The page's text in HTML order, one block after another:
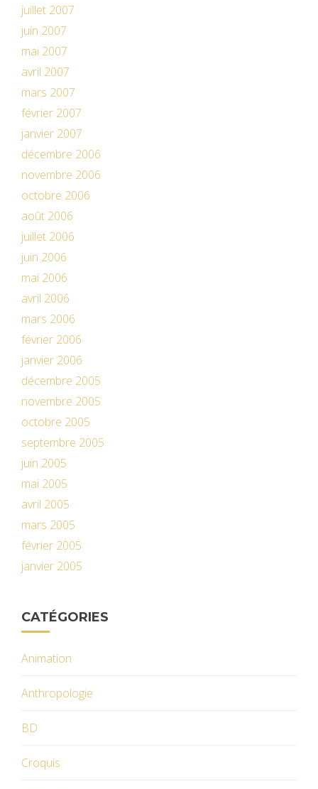
juillet 2007
juin 2007
mai 2007
avril 2007
mars 2007
février 2007
janvier 2007
décembre 2006
novembre 2006
octobre 2006
août 2006
juillet 2006
juin 2006
mai 2006
avril 2006
mars 2006
février 2006
janvier 2006
décembre 2005
novembre 2005
octobre 2005
septembre 2005
juin 2005
mai 2005
avril 2005
mars 2005
février 2005
janvier 2005
CATÉGORIES
Animation
Anthropologie
BD
Croquis